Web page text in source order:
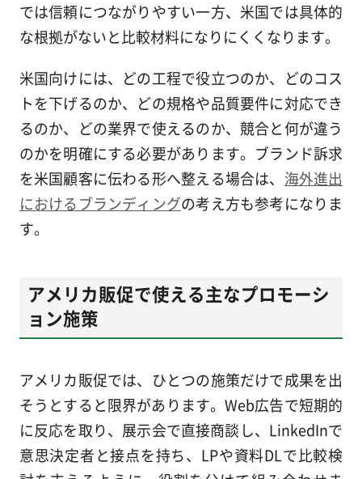
では信頼につながりやすい一方、米国では具体的
な根拠がないと比較材料になりにくくなります。
米国向けには、どの工程で役立つのか、どのコス
トを下げるのか、どの規格や品質要件に対応でき
るのか、どの業界で使えるのか、競合と何が違う
のかを明確にする必要があります。ブランド訴求
を米国顧客に伝わる形へ整える場合は、 海外進出
におけるブランディングの考え方も参考になりま
す。
アメリカ販促で使える主なプロモーシ
ョン施策
アメリカ販促では、ひとつの施策だけで成果を出
そうとすると限界があります。Web広告で短期的
に反応を取り、展示会で直接商談し、LinkedInで
意思決定者と接点を持ち、LPや資料DLで比較検